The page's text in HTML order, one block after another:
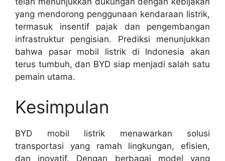
yang mendorong penggunaan kendaraan listrik,
termasuk insentif pajak dan pengembangan
infrastruktur pengisian. Prediksi menunjukkan
bahwa pasar mobil listrik di Indonesia akan
terus tumbuh, dan BYD siap menjadi salah satu
pemain utama.
Kesimpulan
BYD mobil listrik menawarkan solusi
transportasi yang ramah lingkungan, efisien,
dan inovatif. Dengan berbagai model yang